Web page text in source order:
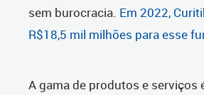
sem burocracia. Em 2022,
R$18,5 mil milhões para esse
A gama de produtos e serviços